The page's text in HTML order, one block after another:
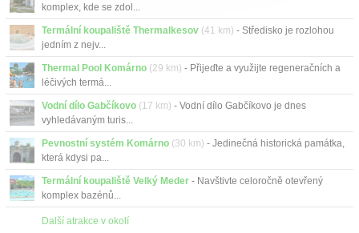
komplex, kde se zdol...
Termální koupaliště Thermalkesov (41 km) - Středisko je rozlohou
jedním z nejv...
Thermal Pool Komárno (29 km) - Přijeďte a využijte regeneračních a
léčivých termá...
Vodní dílo Gabčíkovo (17 km) - Vodní dílo Gabčíkovo je dnes
vyhledávaným turis...
Pevnostní systém Komárno (30 km) - Jedinečná historická památka,
která kdysi pa...
Termální koupaliště Velký Meder - Navštivte celoročně otevřený
komplex bazénů...
Další atrakce v okolí